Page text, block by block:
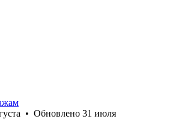
• Обновлено 31 июля